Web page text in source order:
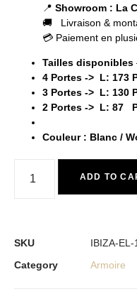
📍 Showroom : La
🚚 Livraison &
💳 Paiement en
Tailles disponibles
4 Portes -> L:
3 Portes -> L: 130
2 Portes -> L: 87
Couleur : Blanc /
ADD TO
SKU
IBIZA-EL-
Category
Armoire